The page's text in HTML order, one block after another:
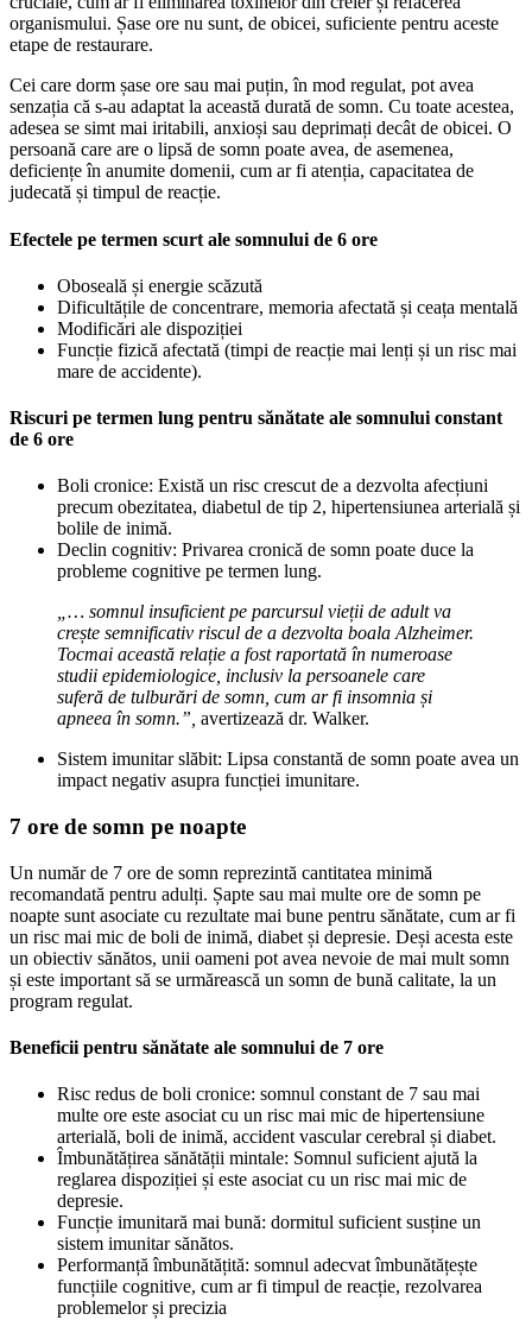
organismului. Șase ore nu sunt, de obicei, suficiente pentru aceste
etape de restaurare.
Cei care dorm șase ore sau mai puțin, în mod regulat, pot avea
senzația că s-au adaptat la această durată de somn. Cu toate acestea,
adesea se simt mai iritabili, anxioși sau deprimați decât de obicei. O
persoană care are o lipsă de somn poate avea, de asemenea,
deficiențe în anumite domenii, cum ar fi atenția, capacitatea de
judecată și timpul de reacție.
Efectele pe termen scurt ale somnului de 6 ore
Oboseală și energie scăzută
Dificultățile de concentrare, memoria afectată și ceața mentală
Modificări ale dispoziției
Funcție fizică afectată (timpi de reacție mai lenți și un risc mai
mare de accidente).
Riscuri pe termen lung pentru sănătate ale somnului constant
de 6 ore
Boli cronice: Există un risc crescut de a dezvolta afecțiuni
precum obezitatea, diabetul de tip 2, hipertensiunea arterială și
bolile de inimă.
Declin cognitiv: Privarea cronică de somn poate duce la
probleme cognitive pe termen lung.
„… somnul insuficient pe parcursul vieții de adult va
crește semnificativ riscul de a dezvolta boala Alzheimer.
Tocmai această relație a fost raportată în numeroase
studii epidemiologice, inclusiv la persoanele care
suferă de tulburări de somn, cum ar fi insomnia și
apneea în somn.”, avertizează dr. Walker.
Sistem imunitar slăbit: Lipsa constantă de somn poate avea un
impact negativ asupra funcției imunitare.
7 ore de somn pe noapte
Un număr de 7 ore de somn reprezintă cantitatea minimă
recomandată pentru adulți. Șapte sau mai multe ore de somn pe
noapte sunt asociate cu rezultate mai bune pentru sănătate, cum ar fi
un risc mai mic de boli de inimă, diabet și depresie. Deși acesta este
un obiectiv sănătos, unii oameni pot avea nevoie de mai mult somn
și este important să se urmărească un somn de bună calitate, la un
program regulat.
Beneficii pentru sănătate ale somnului de 7 ore
Risc redus de boli cronice: somnul constant de 7 sau mai
multe ore este asociat cu un risc mai mic de hipertensiune
arterială, boli de inimă, accident vascular cerebral și diabet.
Îmbunătățirea sănătății mintale: Somnul suficient ajută la
reglarea dispoziției și este asociat cu un risc mai mic de
depresie.
Funcție imunitară mai bună: dormitul suficient susține un
sistem imunitar sănătos.
Performanță îmbunătățită: somnul adecvat îmbunătățește
funcțiile cognitive, cum ar fi timpul de reacție, rezolvarea
problemelor și precizia